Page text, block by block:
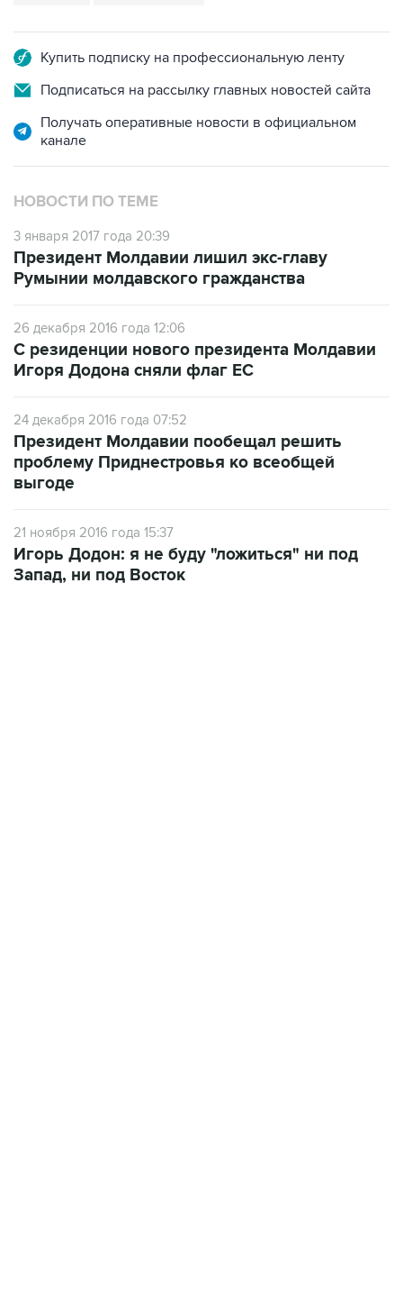
Подписаться на рассылку главных новостей сайта
Получать оперативные новости в официальном
НОВОСТИ ПО ТЕМЕ
3 января 2017 года 20:39
Румынии молдавского гражданства
26 декабря 2016 года 12:06
Игоря Додона сняли флаг ЕС
24 декабря 2016 года 07:52
проблему Приднестровья ко всеобщей
выгоде
21 ноября 2016 года 15:37
Запад, ни под Восток